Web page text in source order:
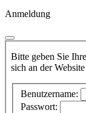
Anmeldung